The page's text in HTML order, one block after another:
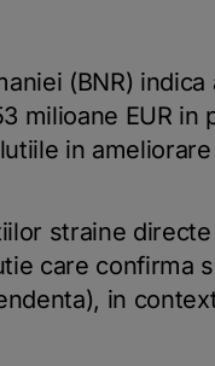
(BNR)
milioane EUR in
in
straine
care confirma
in